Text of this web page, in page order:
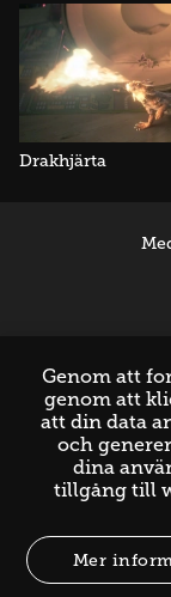
Drakhjärta
Genom att
genom att
att din data
och
dina
tillgång till
Mer